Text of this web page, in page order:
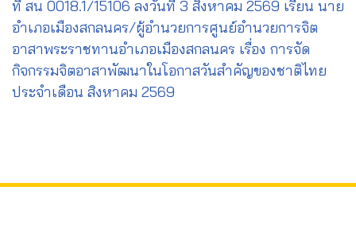
ที่ สน 0018.1/15106 ลงวันที่ 3 สิงหาคม 2569 เรียน นาย
อำเภอเมืองสกลนคร/ผู้อำนวยการศูนย์อำนวยการจิต
อาสาพระราชทานอำเภอเมืองสกลนคร เรื่อง การจัด
กิจกรรมจิตอาสาพัฒนาในโอกาสวันสำคัญของชาติไทย
ประจำเดือน สิงหาคม 2569